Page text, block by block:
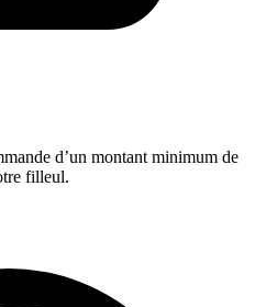
d’un montant minimum de
filleul.